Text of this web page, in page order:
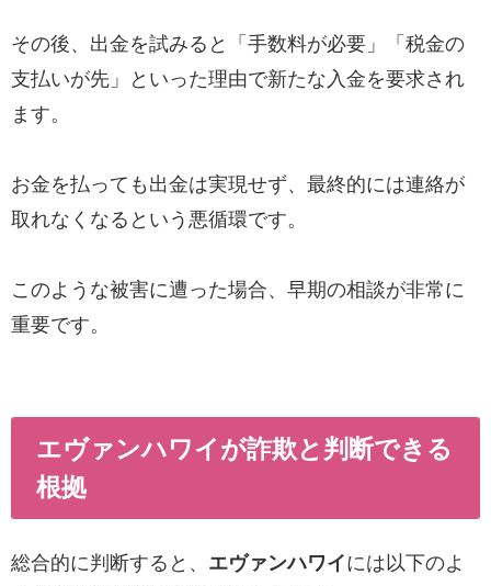
その後、出金を試みると「手数料が必要」「税金の
支払いが先」といった理由で新たな入金を要求され
ます。
お金を払っても出金は実現せず、最終的には連絡が
取れなくなるという悪循環です。
このような被害に遭った場合、早期の相談が非常に
重要です。
エヴァンハワイが詐欺と判断できる
根拠
総合的に判断すると、 エヴァンハワイには以下のよ